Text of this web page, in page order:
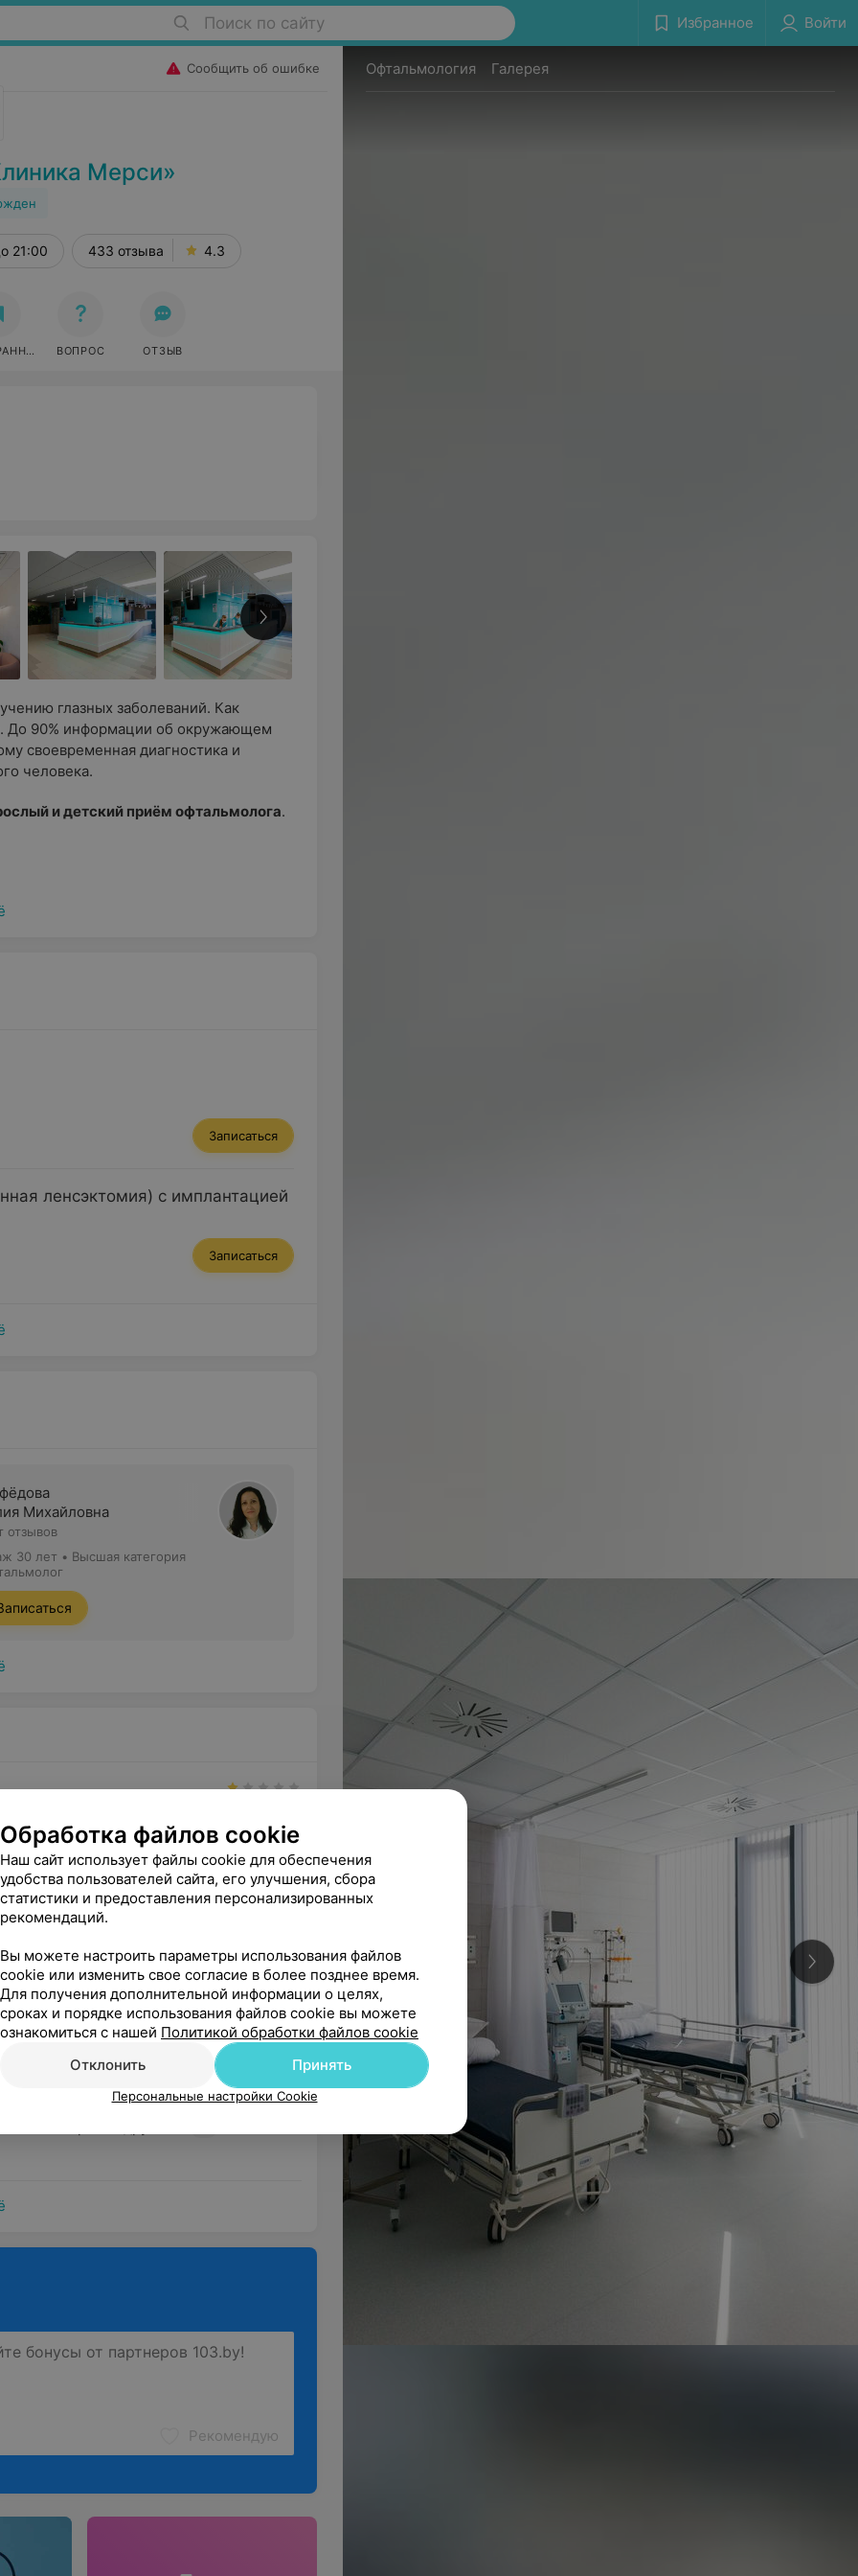
Поиск по сайту Избранное Войти
Сообщить об ошибке
Мерси»
21:00 433 отзыва 4.3
ВОПРОС ОТЗЫВ
глазных заболеваний. Как
До 90% информации об окружающем
своевременная диагностика и
человека.
и детский приём офтальмолога.
полное обследование органа
следующие офтальмологические
Занимается профилактикой,
у детей и подростков детский
полный спектр амбулаторно-
Медицинский центр оснащен
Записаться
ленсэктомия) с имплантацией
Записаться
Михайловна
отзывов
30 лет • Высшая категория
выписали рецепт на очки для
моему диагнозу. ...
врач, очень вежливый, располагающий
Так сложилось, чт...
коррекция зрения
по замене хрусталиков. Глаза были
брать в других ...
Рекомендую
Офтальмология Галерея
Обработка файлов cookie
Наш сайт использует файлы cookie для обеспечения
удобства пользователей сайта, его улучшения, сбора
статистики и предоставления персонализированных
рекомендаций.
Вы можете настроить параметры использования файлов
cookie или изменить свое согласие в более позднее время.
Для получения дополнительной информации о целях,
сроках и порядке использования файлов cookie вы можете
ознакомиться с нашей Политикой обработки файлов cookie
Отклонить
Принять
Персональные настройки Cookie